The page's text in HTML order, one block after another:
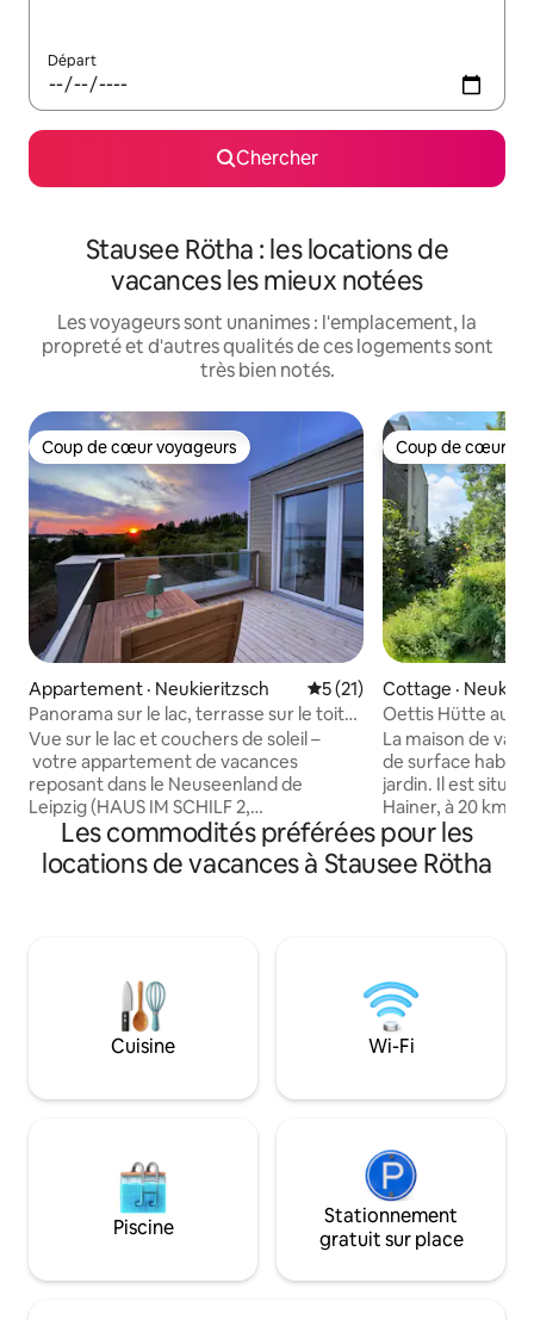
Départ
Chercher
Stausee Rötha : les locations de
vacances les mieux notées
Les voyageurs sont unanimes : l'emplacement, la
propreté et d'autres qualités de ces logements sont
très bien notés.
Coup de cœur voyageurs
Coup de cœur voyageurs
Appartement · Neukieritzsch Note moyenne de 5 sur 5,
5 (21)
Panorama sur le lac, terrasse sur le toit
et balançoire intérieure en osier
Vue sur le lac et couchers de soleil –
votre appartement de vacances
reposant dans le Neuseenland de
Leipzig (HAUS IM SCHILF 2,
appartement 9). Profitez d’un
appartement de 63 m² à l’étage, au
décor moderne et réservé
lac et de couchers de soleil inoubliables.
L'appartement est situé sur la rive nord
du lac Hainer See (à 2 minutes à pied)
dans le quartier de Neuseenland à
voiture de Leipzig.
Coup de cœur
Coup de cœur
Cottage ·
Oettis Hütte au
La maison de
de surface
jardin. Il est situé
Hainer, à 20 km
distingue des
de vacances »
cabane ancienne.
récolter. Il y a
en tant que
jours de détente
quotidienne.
Les commodités préférées pour les
locations de vacances à Stausee Rötha
Cuisine Wi-Fi
Piscine
Stationnement
gratuit sur place